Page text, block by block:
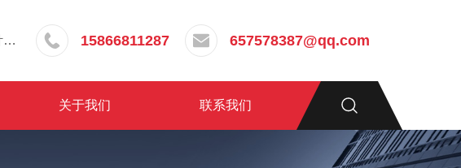
山东省青岛市城阳区上马工业园青岛中超针织有限公司院内东办公楼三层 15866811287 657578387@qq.com
关于我们 联系我们